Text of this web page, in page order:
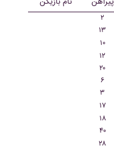
۲
۱۳
۱۰
۱۲
۲۰
۶
۳
۱۷
۱۸
۴۰
۲۸